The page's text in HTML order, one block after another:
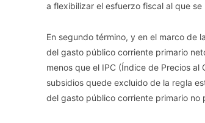
a flexibilizar el esfuerzo fiscal al que
En segundo término, y en el marco de
del gasto público corriente primario
menos que el IPC (Índice de Precios
subsidios quede excluido de la regla
del gasto público corriente primario no